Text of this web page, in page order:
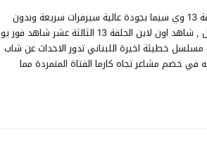
مسلسل خطيئة اخيرة الحلقة 13 عرب سيد يوتيوب، مشاهدة وتحميل خطيئة اخيرة الحلقة 13 وي سيما بجودة عالية سيرفرات سريعة وبدون
إعلانات، بطولة ريان حركة، سامر إسماعيل، جيانا عنيد، عمار شلق، دوجانا عيسى، رشا بلال , شاهد اون لاين الحلقة 13 الثالثة عشر شاهد فور يو
لاين.قصة مسلسل خطيئة اخيرة اللبناني تدور الاحداث عن شاب
خضم مشاعر تجاه كارما الفتاة المتمردة مما